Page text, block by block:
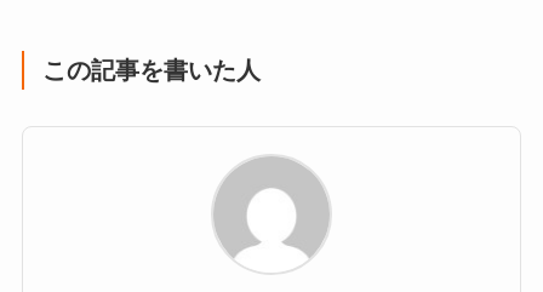
この記事を書いた人